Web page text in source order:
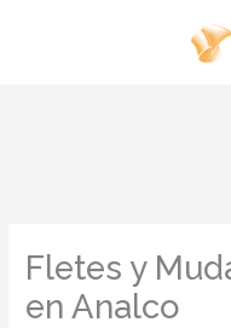
Fletes y
en Analco